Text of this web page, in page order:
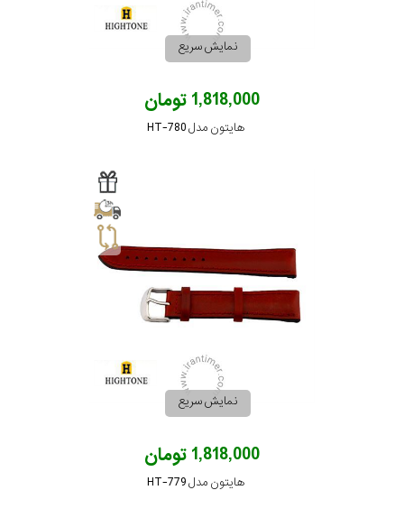
نمایش سریع
1,818,000 تومان
هایتون مدل HT-780
نمایش سریع
1,818,000 تومان
هایتون مدل HT-779